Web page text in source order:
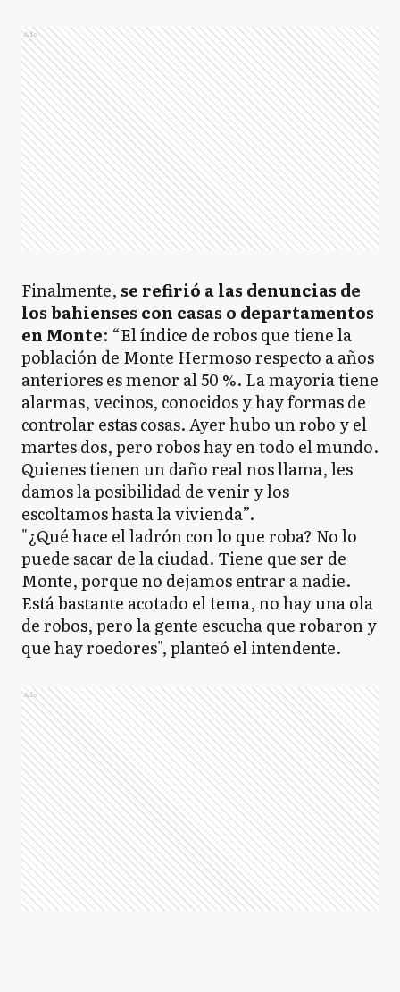
Ads
Finalmente, se refirió a las denuncias de
los bahienses con casas o departamentos
en Monte: “El índice de robos que tiene la
población de Monte Hermoso respecto a años
anteriores es menor al 50 %. La mayoria tiene
alarmas, vecinos, conocidos y hay formas de
controlar estas cosas. Ayer hubo un robo y el
martes dos, pero robos hay en todo el mundo.
Quienes tienen un daño real nos llama, les
damos la posibilidad de venir y los
escoltamos hasta la vivienda”.
"¿Qué hace el ladrón con lo que roba? No lo
puede sacar de la ciudad. Tiene que ser de
Monte, porque no dejamos entrar a nadie.
Está bastante acotado el tema, no hay una ola
de robos, pero la gente escucha que robaron y
que hay roedores", planteó el intendente.
Ads